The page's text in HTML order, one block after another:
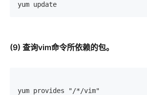
yum update
(9) 查询vim命令所依赖的包。
yum provides "/*/vim"